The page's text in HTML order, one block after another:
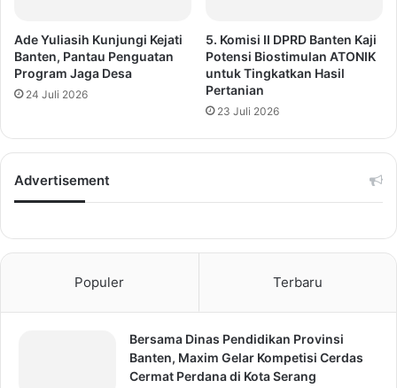
Ade Yuliasih Kunjungi Kejati
Banten, Pantau Penguatan
Program Jaga Desa
24 Juli 2026
5. Komisi II DPRD Banten Kaji
Potensi Biostimulan ATONIK
untuk Tingkatkan Hasil
Pertanian
23 Juli 2026
Advertisement
Populer Terbaru
Bersama Dinas Pendidikan Provinsi
Banten, Maxim Gelar Kompetisi Cerdas
Cermat Perdana di Kota Serang